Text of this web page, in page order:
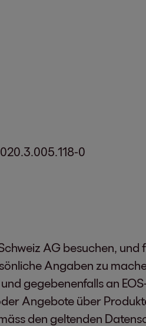
0
AG besuchen,
Angaben zu
gegebenenfalls an
Angebote über
den geltenden